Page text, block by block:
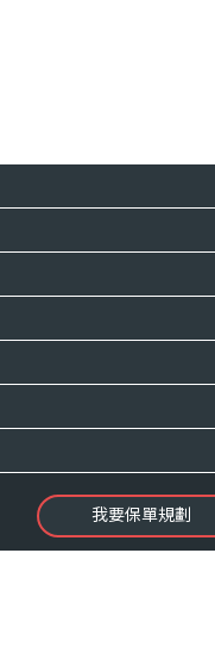
我要保單規劃